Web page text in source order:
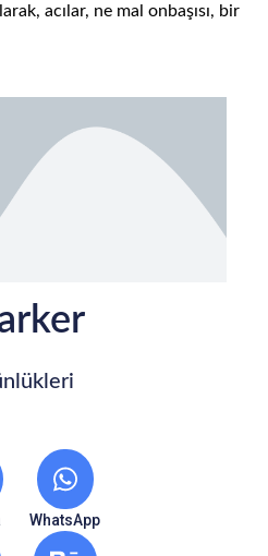
acılar, ne mal onbaşısı, bir
WhatsApp